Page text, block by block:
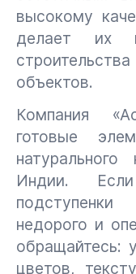
высокому
делает их
объектов.
Компания
готовые
Индии.
недорого и
обращайтесь:
цветов,